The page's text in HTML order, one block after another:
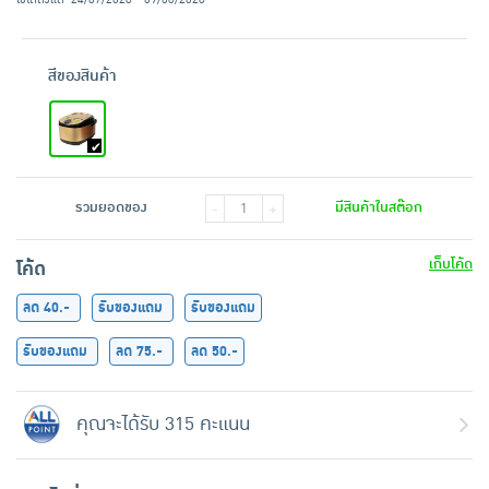
สีของสินค้า
รวมยอดของ - + มีสินค้าในสต๊อก
โค้ด
เก็บโค้ด
ลด 40.-
รับของแถม
รับของแถม
รับของแถม
ลด 75.- ลด 50.-
คุณจะได้รับ 315 คะแนน